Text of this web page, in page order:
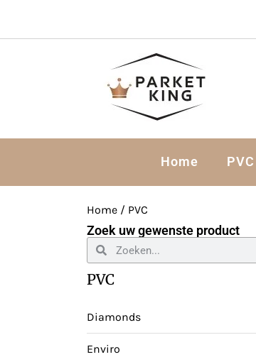
Home PVC
Home / PVC
Zoek uw gewenste product
PVC
Diamonds
Enviro